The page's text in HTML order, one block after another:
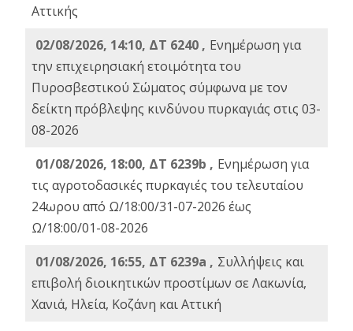
Αττικής
02/08/2026, 14:10, ΔΤ 6240 , Ενημέρωση για
την επιχειρησιακή ετοιμότητα του
Πυροσβεστικού Σώματος σύμφωνα με τον
δείκτη πρόβλεψης κινδύνου πυρκαγιάς στις 03-
08-2026
01/08/2026, 18:00, ΔΤ 6239b , Ενημέρωση για
τις αγροτοδασικές πυρκαγιές του τελευταίου
24ωρου από Ω/18:00/31-07-2026 έως
Ω/18:00/01-08-2026
01/08/2026, 16:55, ΔΤ 6239a , Συλλήψεις και
επιβολή διοικητικών προστίμων σε Λακωνία,
Χανιά, Ηλεία, Κοζάνη και Αττική